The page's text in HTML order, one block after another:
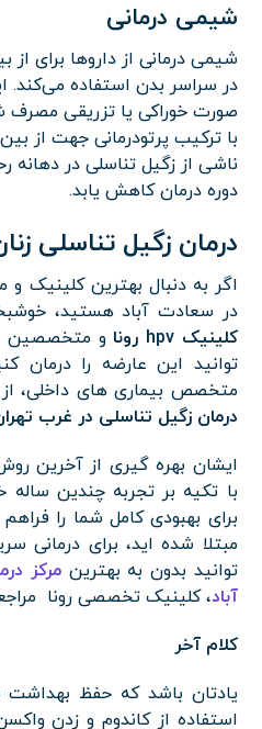
شیمی درمانی
شیمی درمانی از داروها برای
در سراسر بدن استفاده می‌کند.
صورت خوراکی یا تزریقی مصرف
با ترکیب پرتودرمانی جهت از
ناشی از زگیل تناسلی در
دوره درمان کاهش یابد.
درمان زگیل تناسلی
اگر به دنبال بهترین کلینیک
در سعادت آباد هستید،
کلینیک hpv رونا
و متخصصین
توانید این عارضه را درمان
متخصص بیماری های داخلی،
درمان زگیل تناسلی در غرب
ایشان بهره گیری از آخرین
با تکیه بر تجربه چندین
برای بهبودی کامل شما را
مبتلا شده اید، برای درمانی
توانید بدون به بهترینمرکز
آباد، کلینیک تخصصی رونا
کلام آخر
یادتان باشد که حفظ
استفاده از کاندوم و زدن